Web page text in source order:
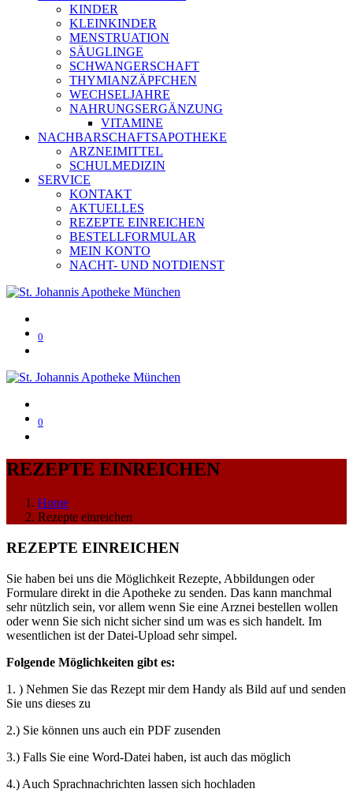
KINDER
KLEINKINDER
MENSTRUATION
SÄUGLINGE
SCHWANGERSCHAFT
THYMIANZÄPFCHEN
WECHSELJAHRE
NAHRUNGSERGÄNZUNG
VITAMINE
NACHBARSCHAFTSAPOTHEKE
ARZNEIMITTEL
SCHULMEDIZIN
SERVICE
KONTAKT
AKTUELLES
REZEPTE EINREICHEN
BESTELLFORMULAR
MEIN KONTO
NACHT- UND NOTDIENST
0
0
REZEPTE EINREICHEN
Home
Rezepte einreichen
REZEPTE EINREICHEN
Sie haben bei uns die Möglichkeit Rezepte, Abbildungen oder
Formulare direkt in die Apotheke zu senden. Das kann manchmal
sehr nützlich sein, vor allem wenn Sie eine Arznei bestellen wollen
oder wenn Sie sich nicht sicher sind um was es sich handelt. Im
wesentlichen ist der Datei-Upload sehr simpel.
Folgende Möglichkeiten gibt es:
1. ) Nehmen Sie das Rezept mir dem Handy als Bild auf und senden
Sie uns dieses zu
2.) Sie können uns auch ein PDF zusenden
3.) Falls Sie eine Word-Datei haben, ist auch das möglich
4.) Auch Sprachnachrichten lassen sich hochladen